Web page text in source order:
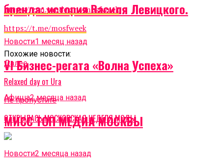
https://zen.yandex.ru/mosfweek
https://t.me/mosfweek
Похожие новости:
Далее
Relaxed day от Ura
Не пропустите
ОТКРЫЛАСЬ МОСКОВСКАЯ НЕДЕЛЯ МОДЫ
бренда: история Василя Левицкого.
Новости1 месяц назад
VI Бизнес-регата «Волна Успеха»
Афиша2 месяца назад
МИСС ТОП МЕДИА МОСКВЫ
Новости2 месяца назад